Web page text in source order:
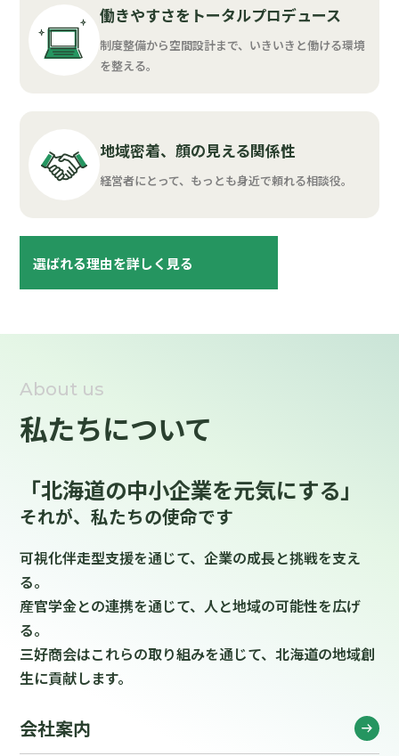
働きやすさをトータルプロデュース
制度整備から空間設計まで、いきいきと働ける環境
を整える。
地域密着、顔の見える関係性
経営者にとって、もっとも身近で頼れる相談役。
選ばれる理由を詳しく見る
About us
私たちについて
「北海道の中小企業を元気にする」
それが、私たちの使命です
可視化伴走型支援を通じて、企業の成長と挑戦を支え
る。
産官学金との連携を通じて、人と地域の可能性を広げ
る。
三好商会はこれらの取り組みを通じて、北海道の地域創
生に貢献します。
会社案内